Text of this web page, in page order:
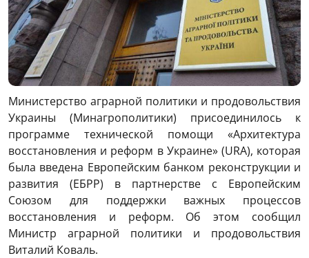
Министерство аграрной политики и продовольствия
Украины (Минагрополитики) присоединилось к
программе технической помощи «Архитектура
восстановления и реформ в Украине» (URA), которая
была введена Европейским банком реконструкции и
развития (ЕБРР) в партнерстве с Европейским
Союзом для поддержки важных процессов
восстановления и реформ. Об этом сообщил
Министр аграрной политики и продовольствия
Виталий Коваль.